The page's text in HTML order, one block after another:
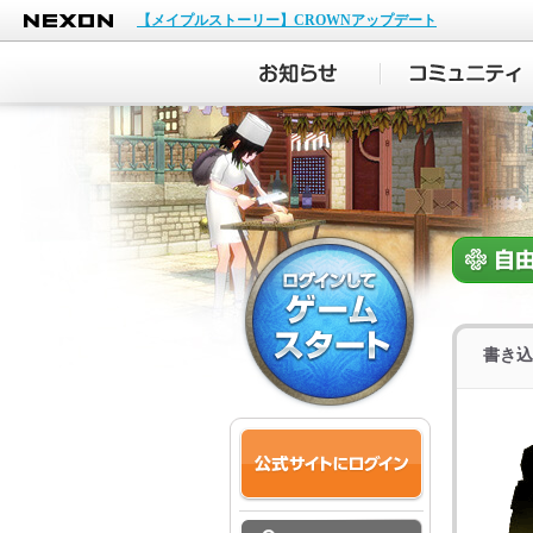
NEXON
【メイプルストーリー】CROWNアップデート
書き